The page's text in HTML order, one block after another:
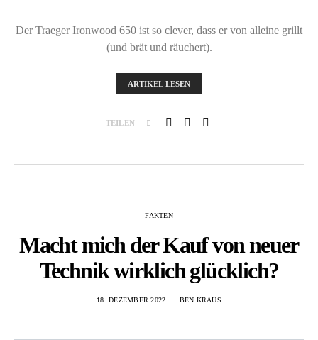
Der Traeger Ironwood 650 ist so clever, dass er von alleine grillt
(und brät und räuchert).
ARTIKEL LESEN
TEILEN
FAKTEN
Macht mich der Kauf von neuer
Technik wirklich glücklich?
18. DEZEMBER 2022 BEN KRAUS